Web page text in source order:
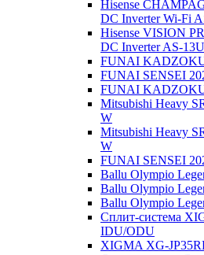
Hisense
DC Inverter Wi-Fi
Hisense VISION
DC Inverter AS-
FUNAI
FUNAI SENSEI
FUNAI
Mitsubishi Heavy
W
Mitsubishi Heavy
W
FUNAI SENSEI
Ballu Olympio
Ballu Olympio
Ballu Olympio
Сплит-система
IDU/ODU
XIGMA XG-